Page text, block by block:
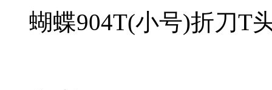
蝴蝶904T(小号)折刀T